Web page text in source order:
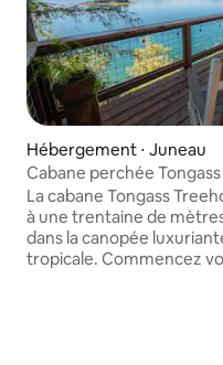
Hébergement ⋅ Juneau
Cabane perchée
vue sur l'océan
La cabane Tongass
à une trentaine de
dans la canopée
tropicale. Commencez